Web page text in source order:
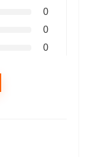
0
0
0